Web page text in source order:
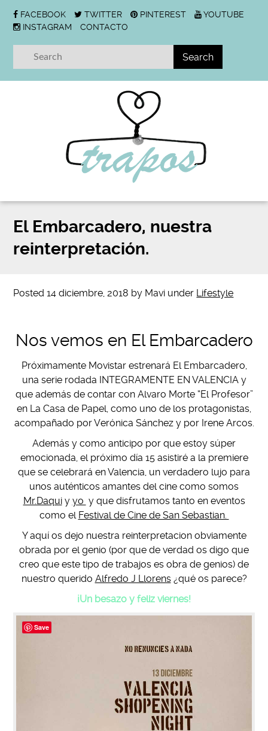
FACEBOOK TWITTER PINTEREST
YOUTUBE
INSTAGRAM
CONTACTO
El Embarcadero, nuestra
reinterpretación.
Posted14 diciembre, 2018 by Mavi under Lifestyle
Nos vemos en El Embarcadero
Próximamente Movistar estrenará El Embarcadero,
una serie rodada INTEGRAMENTE EN VALENCIA y
que además de contar con Alvaro Morte “El Profesor”
en La Casa de Papel, como uno de los protagonistas,
acompañado por Verónica Sánchez y por Irene Arcos.
Además y como anticipo por que estoy súper
emocionada, el próximo día 15 asistiré a la premiere
que se celebrará en Valencia, un verdadero lujo para
unos auténticos amantes del cine como somos
Mr.Daquiy yo y que disfrutamos tanto en eventos
como el Festival de Cine de San Sebastian.
Y aquí os dejo nuestra reinterpretacion obviamente
obrada por el genio (por que de verdad os digo que
creo que este tipo de trabajos es obra de genios) de
nuestro querido Alfredo J Llorens¿qué os parece?
¡Un besazo y feliz viernes!
Save